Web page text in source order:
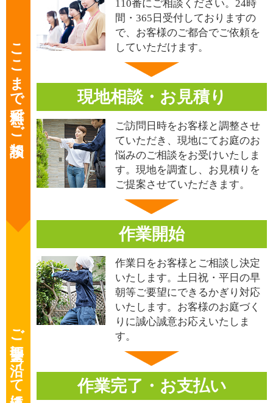
ここまで無料でご相談
110番にご相談ください。24時
間・365日受付しておりますの
で、お客様のご都合でご依頼を
していただけます。
現地相談・お見積り
ご訪問日時をお客様と調整させ
ていただき、現地にてお庭のお
悩みのご相談をお受けいたしま
す。現地を調査し、お見積りを
ご提案させていただきます。
ご要望に沿って迅速に対応
作業開始
作業日をお客様とご相談し決定
いたします。土日祝・平日の早
朝等ご要望にできるかぎり対応
いたします。お客様のお庭づく
りに誠心誠意お応えいたしま
す。
作業完了・お支払い